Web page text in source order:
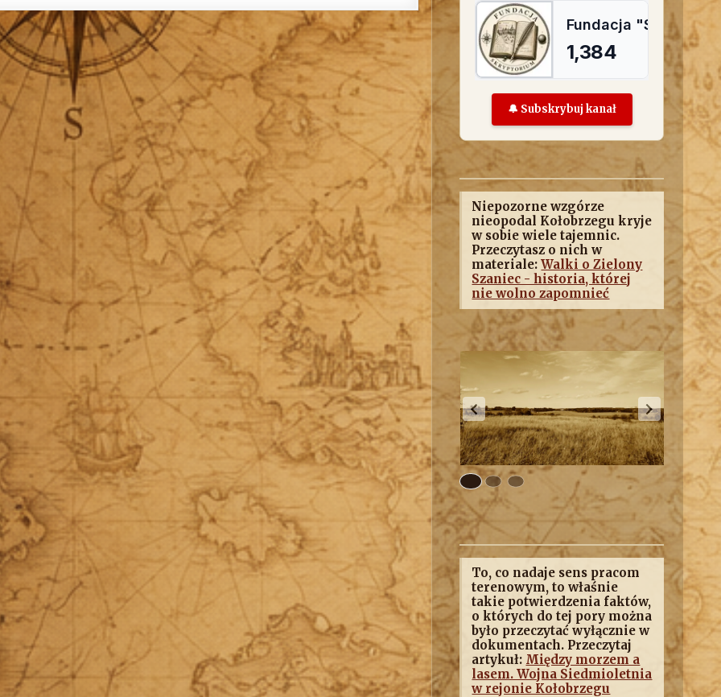
🔔 Subskrybuj kanał
Niepozorne wzgórze
nieopodal Kołobrzegu kryje
w sobie wiele tajemnic.
Przeczytasz o nich w
materiale:Walki o Zielony
Szaniec - historia, której
nie wolno zapomnieć
To, co nadaje sens pracom
terenowym, to właśnie
takie potwierdzenia faktów,
o których do tej pory można
było przeczytać wyłącznie w
dokumentach. Przeczytaj
artykuł: Między morzem a
lasem. Wojna Siedmioletnia
w rejonie Kołobrzegu